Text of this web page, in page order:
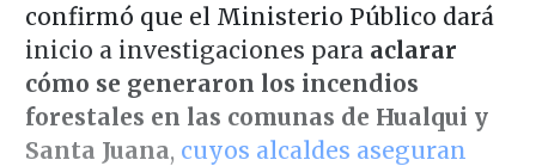
confirmó que el Ministerio Público dará
inicio a investigaciones para aclarar
cómo se generaron los incendios
forestales en las comunas de Hualqui y
Santa Juana, cuyos alcaldes aseguran